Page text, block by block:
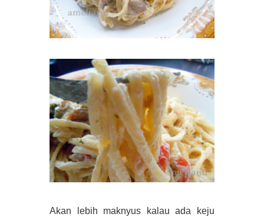
Akan lebih maknyus kalau ada keju